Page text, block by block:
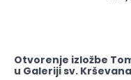
Otvorenje izložbe
u Galeriji sv. Krševana